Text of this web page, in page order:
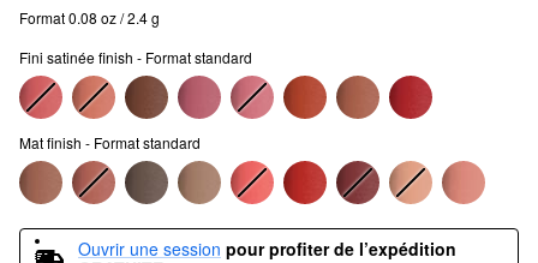
Format 0.08 oz / 2.4 g
Fini satinée finish - Format standard
Mat finish - Format standard
Ouvrir une session pour profiter de l’expédition